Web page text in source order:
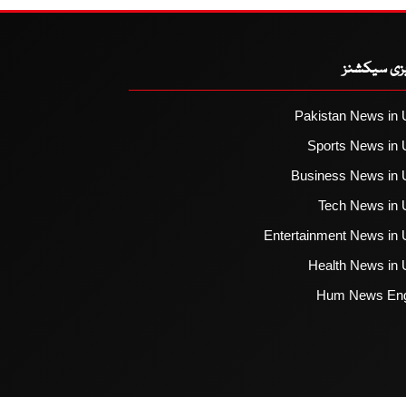
سیکشنز
Pakistan News in
Sports News in
Business News in
Tech News in
Entertainment News in
Health News in
Hum News